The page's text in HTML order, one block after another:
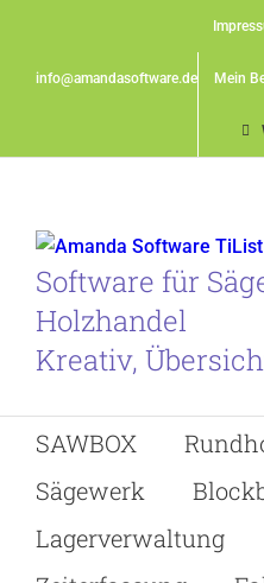
contentinfo@amandasoftware.de Mein
Software für
Holzhandel
Kreativ,
SAWBOX
Sägewerk
Lagerverwaltung